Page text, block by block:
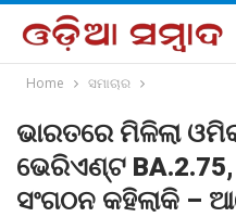
Home ସମାଚାର
ଭାରତରେ ମିଳିଲା
ଭେରିଏଣ୍ଟ
ସଂଗଠନ କହିଲାକି –